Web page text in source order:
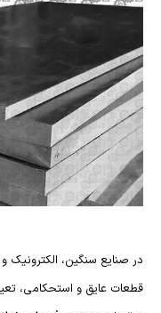
در صنایع سنگین، الکترونیک
قطعات عایق و استحکامی،